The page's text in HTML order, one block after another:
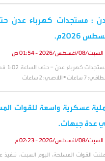
2026م.
السبت/08/أغسطس/2026 - 01:54 ص
7 ساعات ▪️ اللاصي: 2 ساعات
عسكرية واسعة للقوات
عدة جبهات.
السبت/08/أغسطس/2026 - 02:23 م
القوات المسلحة، اليوم السبت،